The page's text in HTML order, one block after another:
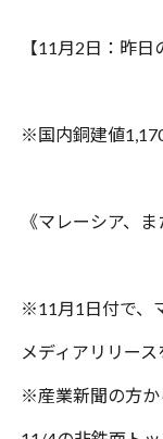
【11 月2日：昨日
※国内銅建値
《マレーシア、ま
※11 月1 日付で、
メディアリリース
※産業新聞の方か